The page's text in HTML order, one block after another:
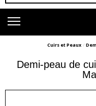
Cuirs et Peaux
Demi-peau de